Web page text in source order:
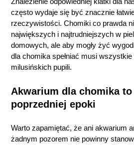
często wydaje się być znacznie
rzeczywistości. Chomiki co prawda
największych i najtrudniejszych w
domowych, ale aby mogły żyć
dla chomika spełniać musi
milusińskich pupili.
Akwarium dla chomika to
poprzedniej epoki
Warto zapamiętać, że ani akwarium
żadnym pozorem nie powinny